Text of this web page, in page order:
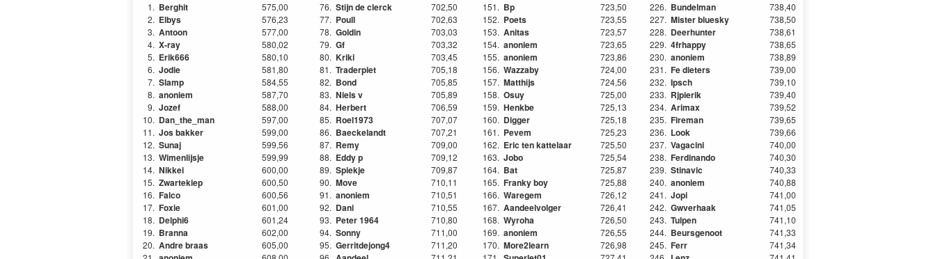
1. Berghit
575,00
2. Elbys
576,23
3. Antoon
577,00
4. X-ray
580,02
5. Erik666
580,10
6. Jodie
581,80
7. Slamp
584,55
8. anoniem
587,70
9. Jozef
588,00
10. Dan_the_man
597,00
11. Jos bakker
599,00
12. Sunaj
599,56
13. Wimenlijsje
599,99
14. Nikkei
600,00
15. Zwartekiep
600,50
16. Falco
600,56
17. Foxie
601,00
18. Delphi6
601,24
19. Branna
602,00
20. Andre braas
605,00
76. Stijn de clerck
702,50
77. Poull
702,63
78. Goldin
703,03
79. Gf
703,32
80. Kriki
703,45
81. Traderpiet
705,18
82. Bond
705,85
83. Niels v
705,89
84. Herbert
706,59
85. Roel1973
707,07
86. Baeckelandt
707,21
87. Remy
709,00
88. Eddy p
709,12
89. Spiekje
709,87
90. Move
710,11
91. anoniem
710,51
92. Dani
710,55
93. Peter 1964
710,80
94. Sonny
711,00
95. Gerritdejong4
711,20
151. Bp
723,50
152. Poets
723,55
153. Anitas
723,57
154. anoniem
723,65
155. anoniem
723,86
156. Wazzaby
724,00
157. Matthijs
724,56
158. Osuy
725,00
159. Henkbe
725,13
160. Digger
725,18
161. Pevem
725,23
162. Eric ten kattelaar
725,50
163. Jobo
725,54
164. Bat
725,87
165. Franky boy
725,88
166. Waregem
726,12
167. Aandeelvolger
726,41
168. Wyroha
726,50
169. anoniem
726,55
170. More2learn
726,98
226. Bundelman
738,40
227. Mister bluesky
738,50
228. Deerhunter
738,61
229. 4frhappy
738,65
230. anoniem
738,89
231. Fe dieters
739,00
232. Ipsch
739,10
233. Rjpierik
739,40
234. Arimax
739,52
235. Fireman
739,65
236. Look
739,66
237. Vagacini
740,00
238. Ferdinando
740,30
239. Stinavic
740,33
240. anoniem
740,88
241. Jopi
741,00
242. Gwverhaak
741,05
243. Tulpen
741,10
244. Beursgenoot
741,33
245. Ferr
741,34